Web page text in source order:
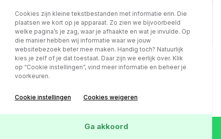
Audi A6
Sportstoelen | HUD | 360 | B&O Audio | Memory |
Cookies zijn kleine tekstbestanden met informatie erin. Die
plaatsen we kort op je apparaat. Zo zien we bijvoorbeeld
welke pagina’s je zag, waar je afhaakte en wat je invulde. Op
die manier hebben wij informatie waar we jouw
websitebezoek beter mee maken. Handig toch? Natuurlijk
kies je zelf of je dat toestaat. Daar zijn we eerlijk over. Klik
op “Cookie instellingen”, vind meer informatie en beheer je
voorkeuren.
Cookie instellingen Cookies weigeren
Ga akkoord